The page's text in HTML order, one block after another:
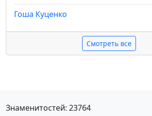
Гоша Куценко
Смотреть все
Знаменитостей: 23764